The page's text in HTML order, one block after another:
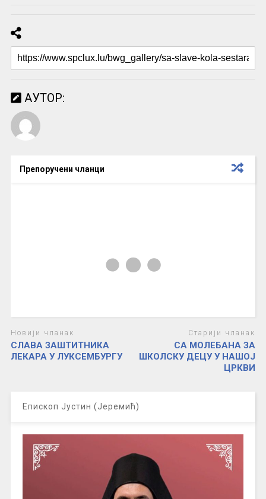
АУТОР:
Препоручени чланци
Новији чланак
СЛАВА ЗАШТИТНИКА
ЛЕКАРА У ЛУКСЕМБУРГУ
Старији чланак
СА МОЛЕБАНА ЗА
ШКОЛСКУ ДЕЦУ У НАШОЈ
ЦРКВИ
Епископ Јустин (Јеремић)